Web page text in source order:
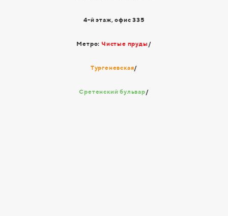
4-й этаж, офис 335
Метро: Чистые пруды /
Тургеневская/
Сретенский бульвар/